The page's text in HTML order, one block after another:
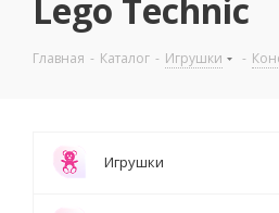
Lego Technic
Главная - Каталог - Игрушки -
Игрушки